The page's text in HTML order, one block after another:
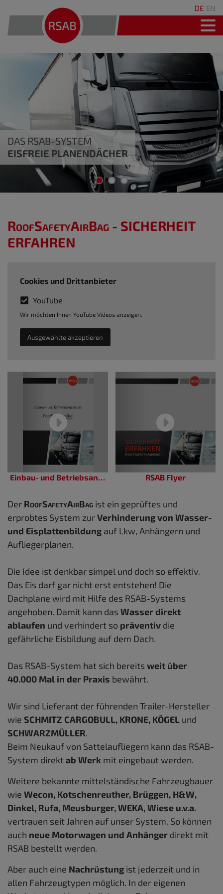
DAS RSAB-SYSTEM
EISFREIE PLANENDÄCHER
RoofSafetyAirBag - SICHERHEIT
ERFAHREN
Cookies und Drittanbieter
YouTube
Wir möchten Ihnen YouTube Videos anzeigen.
Ausgewählte akzeptieren
Einbau- und Betriebsanleitung RSAB Flyer
Der RoofSafetyAirBag ist ein geprüftes und
erprobtes System zurVerhinderung von Wasser-
und Eisplattenbildung auf Lkw, Anhängern und
Aufliegerplanen.
Die Idee ist denkbar simpel und doch so effektiv.
Das Eis darf gar nicht erst entstehen! Die
Dachplane wird mit Hilfe des RSAB-Systems
angehoben. Damit kann das Wasser direkt
ablaufen und verhindert so präventiv die
gefährliche Eisbildung auf dem Dach.
Das RSAB-System hat sich bereits weit über
40.000 Mal in der Praxis bewährt.
Wir sind Lieferant der führenden Trailer-Hersteller
wie SCHMITZ CARGOBULL, KRONE, KÖGEL und
SCHWARZMÜLLER.
Beim Neukauf von Sattelaufliegern kann das RSAB-
System direktab Werk mit eingebaut werden.
Weitere bekannte mittelständische Fahrzeugbauer
wie Wecon, Kotschenreuther, Brüggen, H&W,
Dinkel, Rufa, Meusburger, WEKA, Wiese u.v.a.
vertrauen seit Jahren auf unser System. So können
auch neue Motorwagen und Anhänger direkt mit
RSAB bestellt werden.
Aber auch eine Nachrüstung ist jederzeit und in
allen Fahrzeugtypen möglich. In der eigenen
DE EN